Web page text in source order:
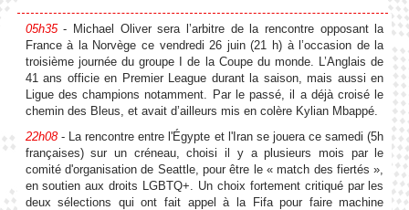
05h35- Michael Oliver sera l’arbitre de la rencontre opposant la
France à la Norvège ce vendredi 26 juin (21 h) à l’occasion de la
troisième journée du groupe I de la Coupe du monde. L’Anglais de
41 ans officie en Premier League durant la saison, mais aussi en
Ligue des champions notamment. Par le passé, il a déjà croisé le
chemin des Bleus, et avait d’ailleurs mis en colère Kylian Mbappé.
22h08- La rencontre entre l'Égypte et l'Iran se jouera ce samedi (5h
françaises) sur un créneau, choisi il y a plusieurs mois par le
comité d'organisation de Seattle, pour être le « match des fiertés »,
en soutien aux droits LGBTQ+. Un choix fortement critiqué par les
deux sélections qui ont fait appel à la Fifa pour faire machine